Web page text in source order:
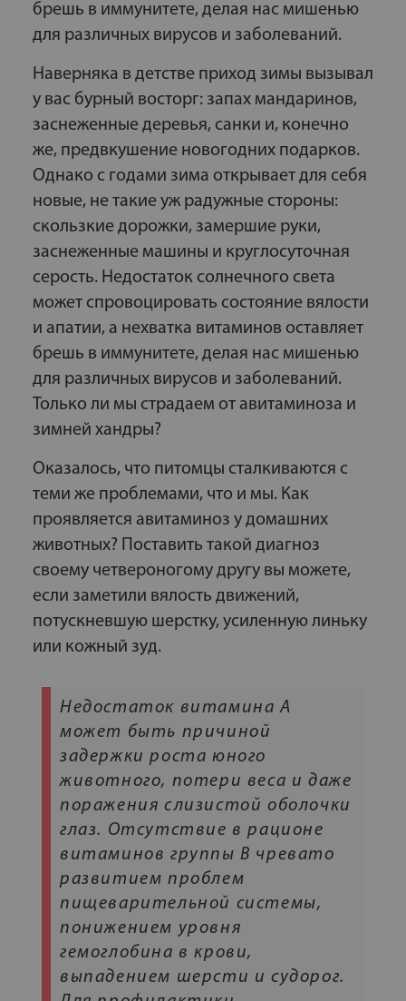
брешь в иммунитете, делая нас мишенью
для различных вирусов и заболеваний.
Наверняка в детстве приход зимы вызывал
у вас бурный восторг: запах мандаринов,
заснеженные деревья, санки и, конечно
же, предвкушение новогодних подарков.
Однако с годами зима открывает для себя
новые, не такие уж радужные стороны:
скользкие дорожки, замершие руки,
заснеженные машины и круглосуточная
серость. Недостаток солнечного света
может спровоцировать состояние вялости
и апатии, а нехватка витаминов оставляет
брешь в иммунитете, делая нас мишенью
для различных вирусов и заболеваний.
Только ли мы страдаем от авитаминоза и
зимней хандры?
Оказалось, что питомцы сталкиваются с
теми же проблемами, что и мы. Как
проявляется авитаминоз у домашних
животных? Поставить такой диагноз
своему четвероногому другу вы можете,
если заметили вялость движений,
потускневшую шерстку, усиленную линьку
или кожный зуд.
Недостаток витамина А
может быть причиной
задержки роста юного
животного, потери веса и даже
поражения слизистой оболочки
глаз. Отсутствие в рационе
витаминов группы В чревато
развитием проблем
пищеварительной системы,
понижением уровня
гемоглобина в крови,
выпадением шерсти и судорог.